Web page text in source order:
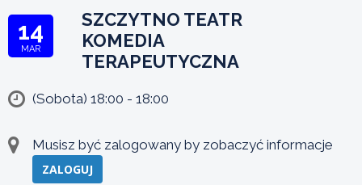
14
MAR
SZCZYTNO TEATR
KOMEDIA
TERAPEUTYCZNA
(Sobota) 18:00 - 18:00
Musisz być zalogowany by zobaczyć informacje
ZALOGUJ